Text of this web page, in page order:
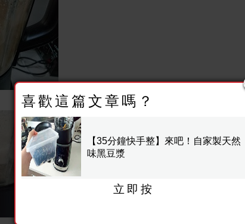
喜歡這篇文章嗎？
【35分鐘快手整】來吧！自家製天然
味黑豆漿
立即按